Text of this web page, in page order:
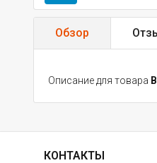
Обзор
Описание для товара
КОНТАКТЫ